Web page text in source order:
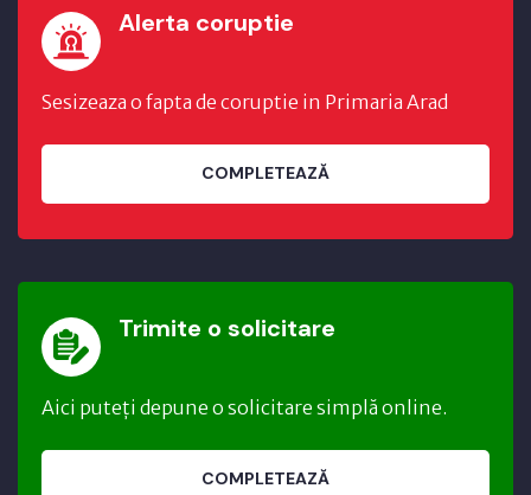
Alerta coruptie
Sesizeaza o fapta de coruptie in Primaria Arad
COMPLETEAZĂ
Trimite o solicitare
Aici puteți depune o solicitare simplă online.
COMPLETEAZĂ